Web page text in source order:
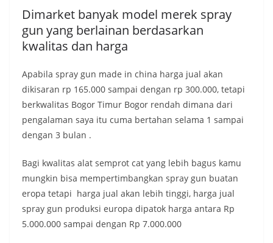
Dimarket banyak model merek spray
gun yang berlainan berdasarkan
kwalitas dan harga
Apabila spray gun made in china harga jual akan
dikisaran rp 165.000 sampai dengan rp 300.000, tetapi
berkwalitas Bogor Timur Bogor rendah dimana dari
pengalaman saya itu cuma bertahan selama 1 sampai
dengan 3 bulan .
Bagi kwalitas alat semprot cat yang lebih bagus kamu
mungkin bisa mempertimbangkan spray gun buatan
eropa tetapi harga jual akan lebih tinggi, harga jual
spray gun produksi europa dipatok harga antara Rp
5.000.000 sampai dengan Rp 7.000.000